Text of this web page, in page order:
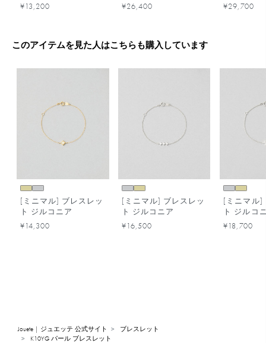
¥13,200
¥26,400
¥29,700
このアイテムを見た人はこちらも購入しています
[ミニマル] ブレスレッ
ト ジルコニア
¥14,300
[ミニマル] ブレスレッ
ト ジルコニア
¥16,500
[ミニマル]
ト ジルコ
¥18,700
Jouete | ジュエッテ 公式サイト
ブレスレット
K10YG パール ブレスレット